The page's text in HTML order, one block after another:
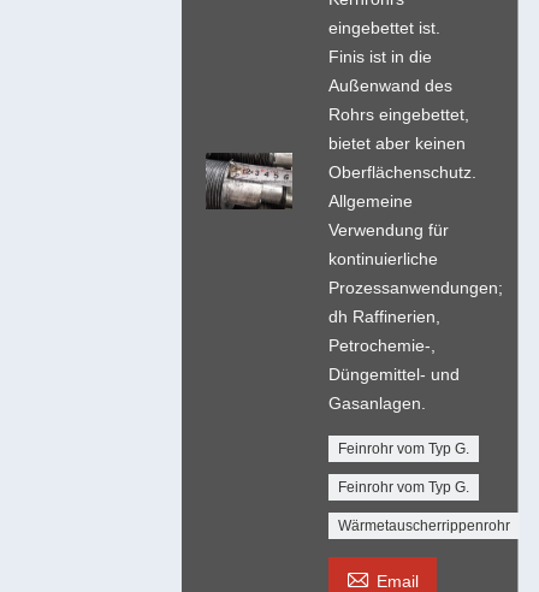
eingebettet ist.
Finis ist in die
Außenwand des
Rohrs eingebettet,
bietet aber keinen
Oberflächenschutz.
Allgemeine
Verwendung für
kontinuierliche
Prozessanwendungen;
dh Raffinerien,
Petrochemie-,
Düngemittel- und
Gasanlagen.
Feinrohr vom Typ G.
Feinrohr vom Typ G.
Wärmetauscherrippenrohr
 Email